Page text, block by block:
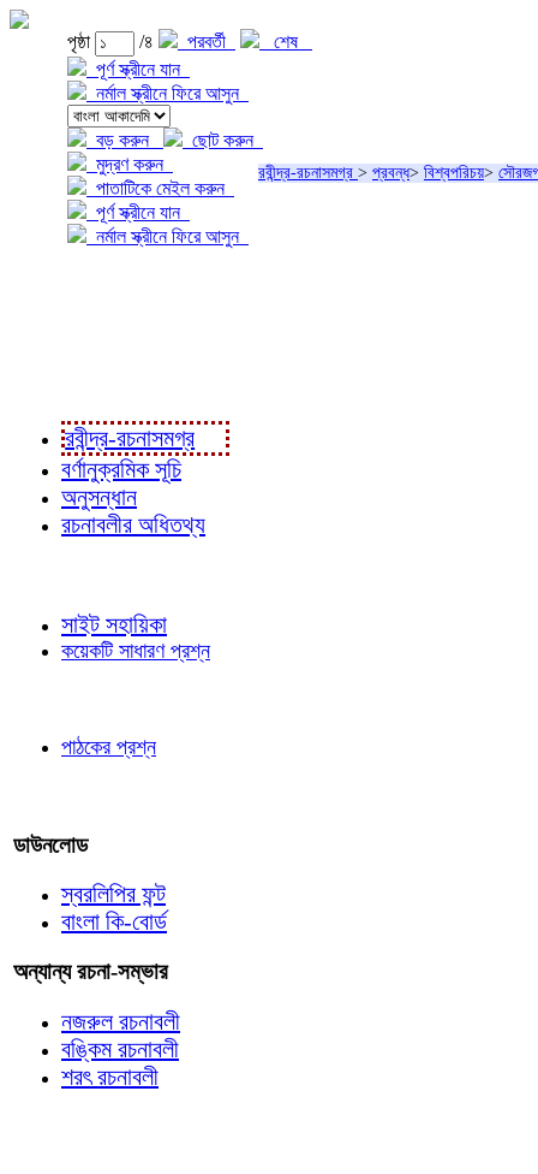
পৃষ্ঠা /৪ পরবর্তী
শেষ
পূর্ণ স্ক্রীনে যান
নর্মাল স্ক্রীনে ফিরে আসুন
বড় করুন
ছোট করুন
মুদ্রণ করুন
পাতাটিকে মেইল করুন
পূর্ণ স্ক্রীনে যান
নর্মাল স্ক্রীনে ফিরে আসুন
রবীন্দ্র-রচনাসমগ্র > প্রবন্ধ> বিশ্বপরিচয়>
রবীন্দ্র-রচনাসমগ্র
বর্ণানুক্রমিক সূচি
অনুসন্ধান
রচনাবলীর অধিতথ্য
সাইট সহায়িকা
কয়েকটি সাধারণ প্রশ্ন
পাঠকের প্রশ্ন
ডাউনলোড
স্বরলিপির ফন্ট
বাংলা কি-বোর্ড
অন্যান্য রচনা-সম্ভার
নজরুল রচনাবলী
বঙ্কিম রচনাবলী
শরৎ রচনাবলী